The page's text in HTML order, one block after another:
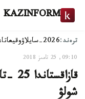
KAZINFORM
ترەند:2026-سايلاۋ وقيعا
09:10, 25 تامىز 2018
شولۋ